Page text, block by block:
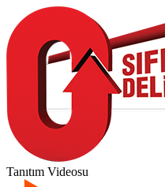
Tanıtım Videosu